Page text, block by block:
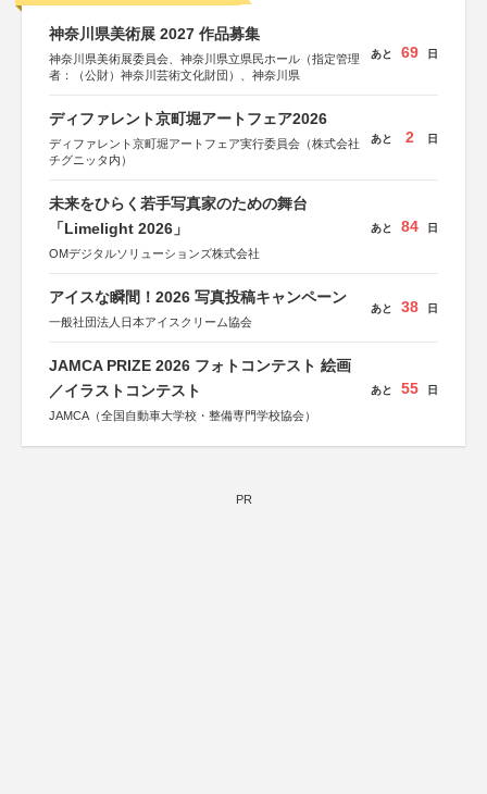
神奈川県美術展 2027 作品募集
神奈川県美術展委員会、神奈川県立県民ホール（指定管理
者：（公財）神奈川芸術文化財団）、神奈川県
あと 69 日
ディファレント京町堀アートフェア2026
ディファレント京町堀アートフェア実行委員会（株式会社
チグニッタ内）
あと 2 日
未来をひらく若手写真家のための舞台
「Limelight 2026」
OMデジタルソリューションズ株式会社
あと 84 日
アイスな瞬間！2026 写真投稿キャンペーン
一般社団法人日本アイスクリーム協会
あと 38 日
JAMCA PRIZE 2026 フォトコンテスト 絵画
／イラストコンテスト
JAMCA（全国自動車大学校・整備専門学校協会）
あと 55 日
PR